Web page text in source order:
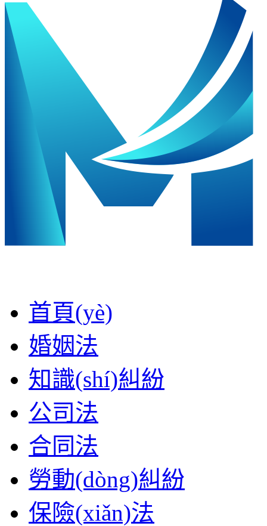
首頁(yè)
婚姻法
知識(shí)糾紛
公司法
合同法
勞動(dòng)糾紛
保險(xiǎn)法